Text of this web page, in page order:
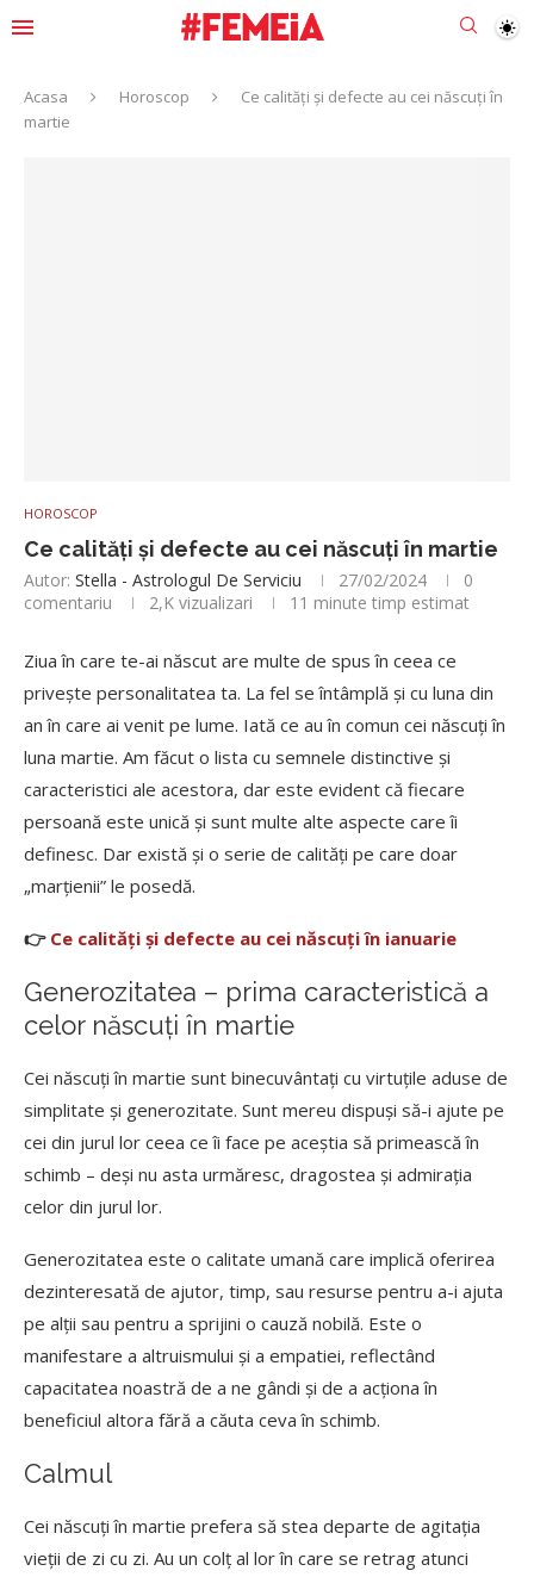
Acasa Horoscop
Ce calități și defecte au cei născuți în
martie
HOROSCOP
Ce calități și defecte au cei născuți în martie
Autor: Stella - Astrologul De Serviciu 27/02/2024
0
comentariu
2,K vizualizari 11 minute timp estimat
Ziua în care te-ai născut are multe de spus în ceea ce
privește personalitatea ta. La fel se întâmplă și cu luna din
an în care ai venit pe lume. Iată ce au în comun cei născuți în
luna martie. Am făcut o lista cu semnele distinctive și
caracteristici ale acestora, dar este evident că fiecare
persoană este unică și sunt multe alte aspecte care îi
definesc. Dar există și o serie de calități pe care doar
„marțienii” le posedă.
👉 Ce calități și defecte au cei născuți în ianuarie
Generozitatea – prima caracteristică a
celor născuți în martie
Cei născuți în martie sunt binecuvântați cu virtuțile aduse de
simplitate și generozitate. Sunt mereu dispuși să-i ajute pe
cei din jurul lor ceea ce îi face pe aceștia să primească în
schimb – deși nu asta urmăresc, dragostea și admirația
celor din jurul lor.
Generozitatea este o calitate umană care implică oferirea
dezinteresată de ajutor, timp, sau resurse pentru a-i ajuta
pe alții sau pentru a sprijini o cauză nobilă. Este o
manifestare a altruismului și a empatiei, reflectând
capacitatea noastră de a ne gândi și de a acționa în
beneficiul altora fără a căuta ceva în schimb.
Calmul
Cei născuți în martie prefera să stea departe de agitația
vieții de zi cu zi. Au un colț al lor în care se retrag atunci